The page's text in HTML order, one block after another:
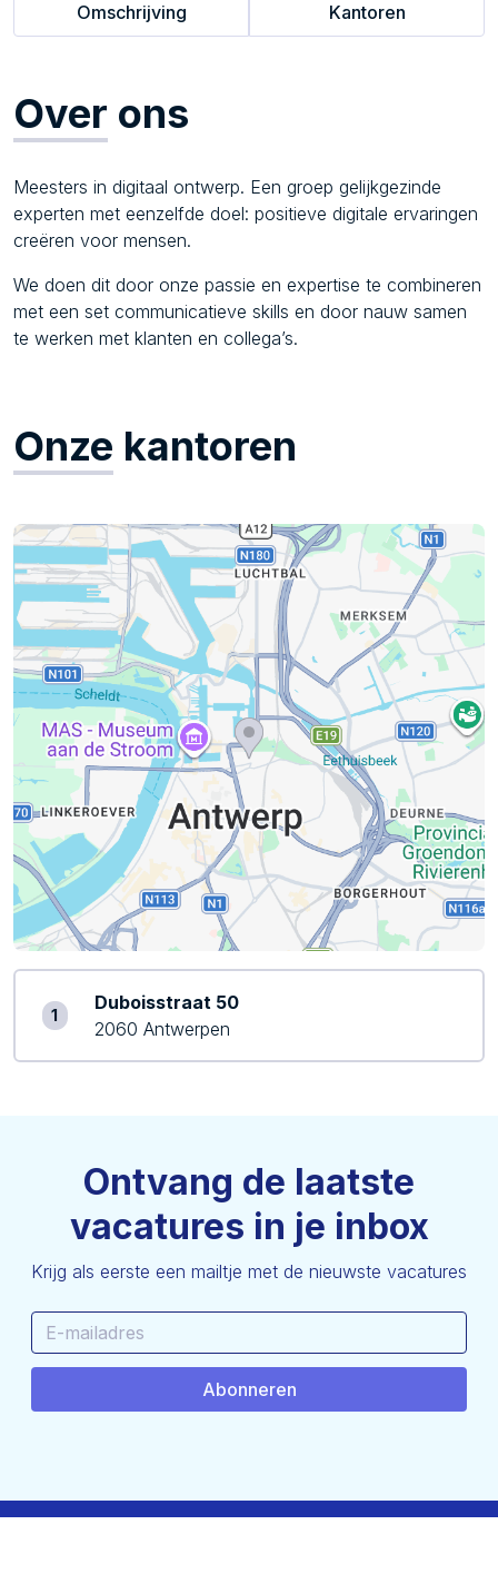
Omschrijving Kantoren
Over ons
Meesters in digitaal ontwerp. Een groep gelijkgezinde
experten met eenzelfde doel: positieve digitale ervaringen
creëren voor mensen.
We doen dit door onze passie en expertise te combineren
met een set communicatieve skills en door nauw samen
te werken met klanten en collega’s.
Onze kantoren
1
Duboisstraat 50
2060 Antwerpen
Ontvang de laatste
vacatures in je inbox
Krijg als eerste een mailtje met de nieuwste vacatures